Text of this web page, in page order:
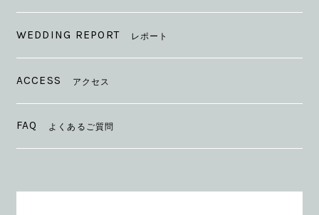
WEDDING REPORT レポート
ACCESS アクセス
FAQ よくあるご質問